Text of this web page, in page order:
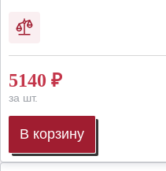
5140 ₽
за шт.
В корзину